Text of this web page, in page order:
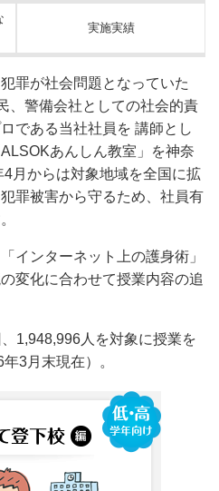
実施実績
罪が社会問題となっていた
、警備会社としての社会的責
である当社社員を 講師とし
あんしん教室」を神奈
月からは対象地域を全国に拡
罪被害から守るため、社員有
インターネット上の護身術」
変化に合わせて授業内容の追
1,948,996人を対象に授業を
3月末現在）。